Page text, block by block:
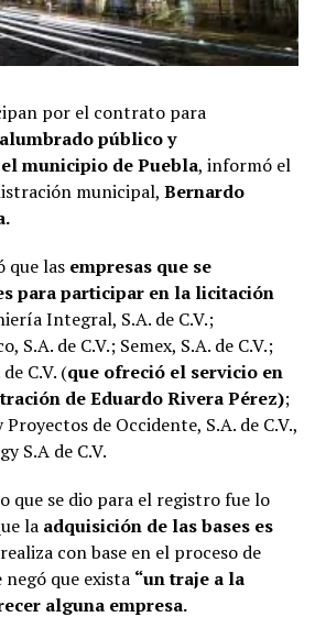
por el contrato para
público y
municipio de Puebla, informó el
municipal, Bernardo
que las empresas que se
para participar en la licitación
Integral, S.A. de C.V.;
S.A. de C.V.; Semex, S.A. de C.V.;
C.V. (que ofreció el servicio en
de Eduardo Rivera Pérez);
de Occidente, S.A. de C.V.,
S.A de C.V.
que se dio para el registro fue lo
la adquisición de las bases es
con base en el proceso de
que exista “un traje a la
alguna empresa.